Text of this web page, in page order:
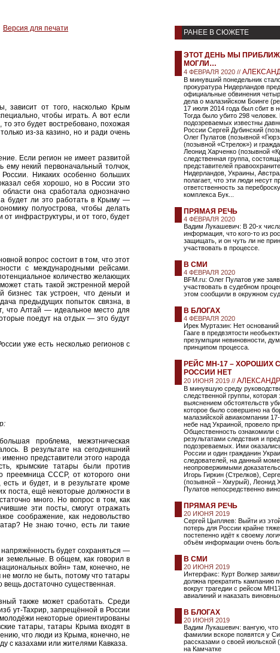
Версия для печати
зависит от того, насколько Крым
чтобы играть. А вот если
это будет востребовано, похожая
из-за казино, но и ради очень
Если регион не имеет развитой
ему некий первоначальный толчок,
Никаких особенно больших
себя хорошо, но в России это
области она сработала однозначно
а будет ли это работать в Крыму —
полуострова, чтобы делать
инфраструктуры, и от того, будет
вопрос состоит в том, что этот
с международными рейсами.
количество желающих
стать такой экстренной мерой
так устроен, что деньги и
предыдущих попыток связна, в
что Алтай — идеальное место для
поедут на отдых — это будут
уже есть несколько регионов с
проблема, межэтническая
В результате на сегодняшний
представители этого народа
крымские татары были против
преемница СССР, от которого они
и будет, и в результате кроме
поста, ещё некоторые должности в
много. Но вопрос в том, как
эти посты, смогут отражать
соображение, как недовольство
Не знаю точно, есть ли такие
будет сохраняться —
земельные. В общем, как говорил в
войн» там, конечно, не
могло не быть, потому что татары
достаточно существенная.
также может сработать. Среди
ут-Тахрир, запрещённой в России
некоторые ориентированы
татары, татары Крыма входят в
что люди из Крыма, конечно, не
с казахами или жителями Кавказа.
РАНЕЕ В СЮЖЕТЕ
ЭТОТ ДЕНЬ МЫ
МОГЛИ…
4 ФЕВРАЛЯ 2020 //
В минувший понедельник
прокуратура Нидерландов
официальные обвинения
дела о малазийском Боинге
17 июля 2014 года был сбит в
Тогда было убито 298
подозреваемых известны
России Сергей Дубинский
Олег Пулатов (позывной
(позывной «Стрелок») и
Леонид Харченко (позывной
следственная группа,
представителей
Нидерландов, Украины,
полагает, что эти люди несут
ответственность за
комплекса Бук...
ПРЯМАЯ РЕЧЬ
4 ФЕВРАЛЯ 2020
Вадим Лукашевич: В 20-х
информация, что кого-то из
защищать, и он чуть ли не
участвовать в процессе.
В СМИ
4 ФЕВРАЛЯ 2020
BFM.ru: Олег Пулатов уже
участвовать в судебном
этом сообщили в окружном
В БЛОГАХ
4 ФЕВРАЛЯ 2020
Ирек Муртазин: Нет оснований
Гааге в предвзятости
презумпции невиновности,
принципом процесса.
РЕЙС МН-17 – ХОРОШИХ
РОССИИ НЕТ
20 ИЮНЯ 2019 //
В минувшую среду
следственной группы, которая
выяснением обстоятельств
которое было совершено на
малазийской авиакомпании
небе над Украиной, провело
Общественность ознакомили
результатами следствия и
подозреваемых. Ими
России и один гражданин
следователей, на данный
неопровержимыми
Игорь Гиркин (Стрелков),
(позывной – Хмурый), Леонид
Пулатов непосредственно
ПРЯМАЯ РЕЧЬ
20 ИЮНЯ 2019
Сергей Цыпляев: Выйти из
потерь для России крайне
постепенно идёт к своему
объём информации очень
В СМИ
20 ИЮНЯ 2019
Интерфакс: Курт Волкер
должна прекратить кампанию
вокруг трагедии с рейсом
авиалиний и наказать
В БЛОГАХ
20 ИЮНЯ 2019
Вадим Лукашевич: вангую, что
фамилии вскоре появятся у
рассказами о своей июльской
на Камчатке